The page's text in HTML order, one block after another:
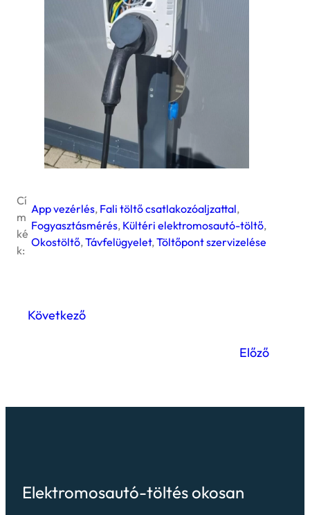
Cí
m
ké
k:
App vezérlés, Fali töltő csatlakozóaljzattal ,
Fogyasztásmérés, Kültéri elektromosautó-töltő ,
Okostöltő, Távfelügyelet, Töltőpont szervizelése
Következő
Előző
Elektromosautó-töltés okosan